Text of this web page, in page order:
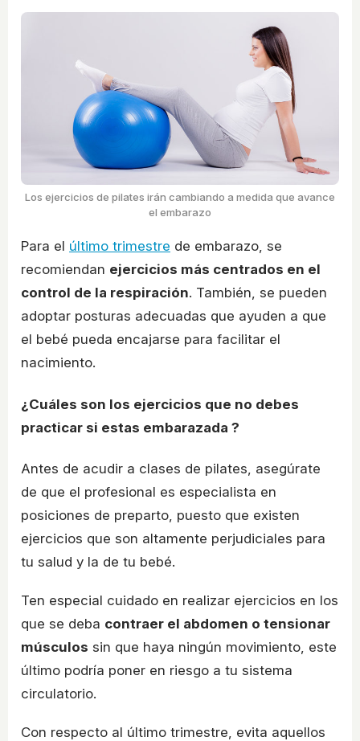
Los ejercicios de pilates irán cambiando a medida que avance
el embarazo
Para el último trimestre de embarazo, se
recomiendan ejercicios más centrados en el
control de la respiración. También, se pueden
adoptar posturas adecuadas que ayuden a que
el bebé pueda encajarse para facilitar el
nacimiento.
¿Cuáles son los ejercicios que no debes
practicar si estas embarazada ?
Antes de acudir a clases de pilates, asegúrate
de que el profesional es especialista en
posiciones de preparto, puesto que existen
ejercicios que son altamente perjudiciales para
tu salud y la de tu bebé.
Ten especial cuidado en realizar ejercicios en los
que se deba contraer el abdomen o tensionar
músculos sin que haya ningún movimiento, este
último podría poner en riesgo a tu sistema
circulatorio.
Con respecto al último trimestre, evita aquellos